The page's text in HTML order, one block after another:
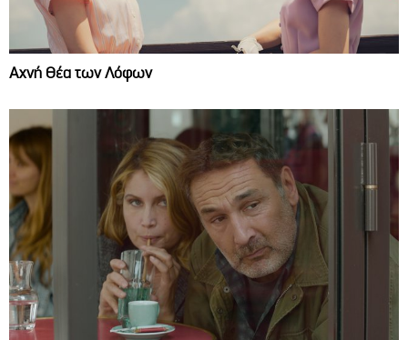
Αχνή Θέα των Λόφων